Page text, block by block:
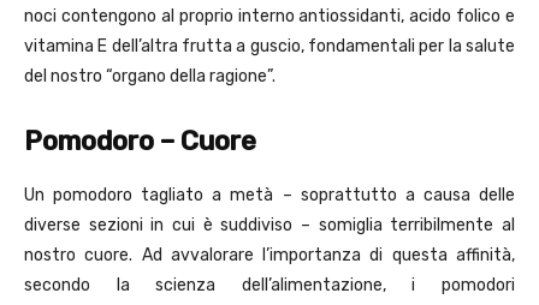
noci contengono al proprio interno antiossidanti, acido folico e
vitamina E dell’altra frutta a guscio, fondamentali per la salute
del nostro “organo della ragione”.
Pomodoro – Cuore
Un pomodoro tagliato a metà – soprattutto a causa delle
diverse sezioni in cui è suddiviso – somiglia terribilmente al
nostro cuore. Ad avvalorare l’importanza di questa affinità,
secondo la scienza dell’alimentazione, i pomodori